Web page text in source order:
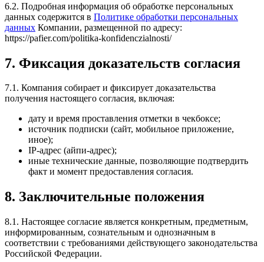
6.2. Подробная информация об обработке персональных
данных содержится в Политике обработки персональных
данных Компании, размещенной по адресу:
https://pafier.com/politika-konfidenczialnosti/
7. Фиксация доказательств согласия
7.1. Компания собирает и фиксирует доказательства
получения настоящего согласия, включая:
дату и время проставления отметки в чекбоксе;
источник подписки (сайт, мобильное приложение,
иное);
IP-адрес (айпи-адрес);
иные технические данные, позволяющие подтвердить
факт и момент предоставления согласия.
8. Заключительные положения
8.1. Настоящее согласие является конкретным, предметным,
информированным, сознательным и однозначным в
соответствии с требованиями действующего законодательства
Российской Федерации.